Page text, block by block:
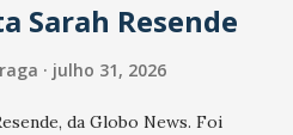
Sarah Resende
julho 31, 2026
da Globo News. Foi